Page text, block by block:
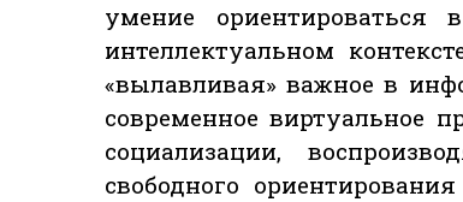
умение
интеллектуальном
«вылавливая» важное в
современное виртуальное
социализации,
свободного